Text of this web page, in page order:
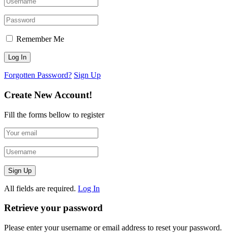
Remember Me
Forgotten Password? Sign Up
Create New Account!
Fill the forms bellow to register
All fields are required. Log In
Retrieve your password
Please enter your username or email address to reset your password.